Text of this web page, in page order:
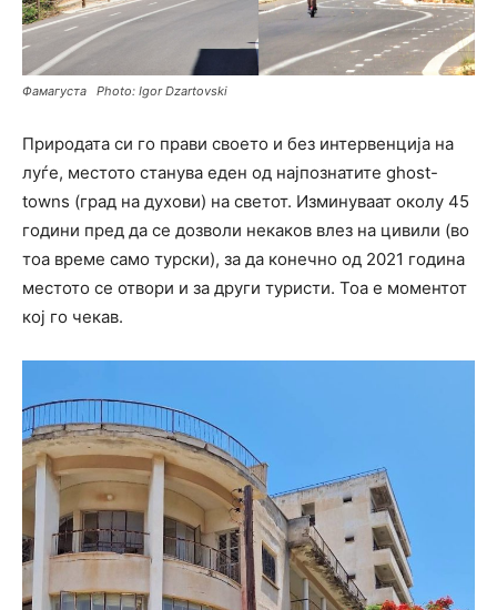
Фамагуста Photo: Igor Dzartovski
Природата си го прави своето и без интервенција на
луѓе, местото станува еден од најпознатите ghost-
towns (град на духови) на светот. Изминуваат околу 45
години пред да се дозволи некаков влез на цивили (во
тоа време само турски), за да конечно од 2021 година
местото се отвори и за други туристи. Тоа е моментот
кој го чекав.